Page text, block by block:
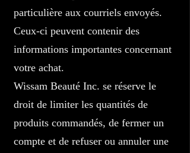
particulière aux courriels envoyés.
Ceux-ci peuvent contenir des
informations importantes concernant
votre achat.
Wissam Beauté Inc. se réserve le
droit de limiter les quantités de
produits commandés, de fermer un
compte et de refuser ou annuler une